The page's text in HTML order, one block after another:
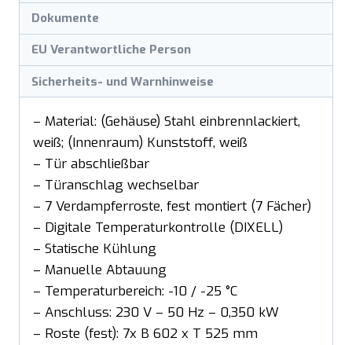
Dokumente
EU Verantwortliche Person
Sicherheits- und Warnhinweise
– Material: (Gehäuse) Stahl einbrennlackiert,
weiß; (Innenraum) Kunststoff, weiß
– Tür abschließbar
– Türanschlag wechselbar
– 7 Verdampferroste, fest montiert (7 Fächer)
– Digitale Temperaturkontrolle (DIXELL)
– Statische Kühlung
– Manuelle Abtauung
– Temperaturbereich: -10 / -25 °C
– Anschluss: 230 V – 50 Hz – 0,350 kW
– Roste (fest): 7x B 602 x T 525 mm